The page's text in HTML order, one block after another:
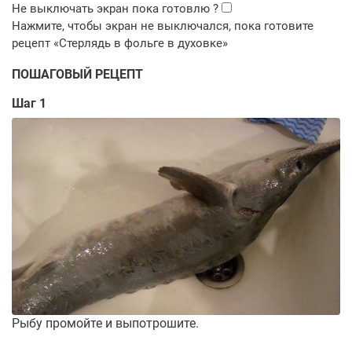
ПОШАГОВЫЙ РЕЦЕПТ
Шаг 1
Рыбу промойте и выпотрошите.